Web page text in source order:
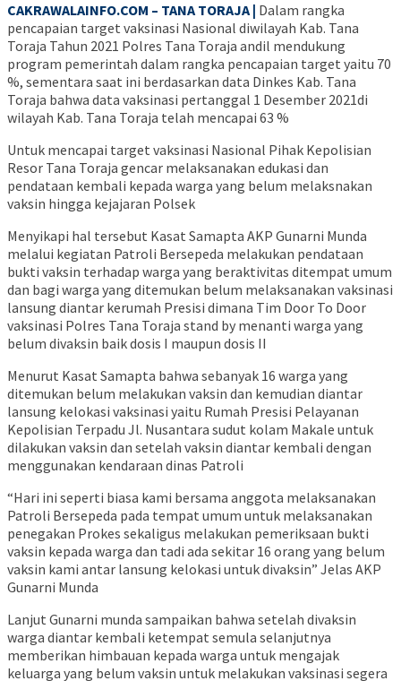
CAKRAWALAINFO.COM – TANA TORAJA | Dalam rangka
pencapaian target vaksinasi Nasional diwilayah Kab. Tana
Toraja Tahun 2021 Polres Tana Toraja andil mendukung
program pemerintah dalam rangka pencapaian target yaitu 70
%, sementara saat ini berdasarkan data Dinkes Kab. Tana
Toraja bahwa data vaksinasi pertanggal 1 Desember 2021di
wilayah Kab. Tana Toraja telah mencapai 63 %
Untuk mencapai target vaksinasi Nasional Pihak Kepolisian
Resor Tana Toraja gencar melaksanakan edukasi dan
pendataan kembali kepada warga yang belum melaksnakan
vaksin hingga kejajaran Polsek
Menyikapi hal tersebut Kasat Samapta AKP Gunarni Munda
melalui kegiatan Patroli Bersepeda melakukan pendataan
bukti vaksin terhadap warga yang beraktivitas ditempat umum
dan bagi warga yang ditemukan belum melaksanakan vaksinasi
lansung diantar kerumah Presisi dimana Tim Door To Door
vaksinasi Polres Tana Toraja stand by menanti warga yang
belum divaksin baik dosis I maupun dosis II
Menurut Kasat Samapta bahwa sebanyak 16 warga yang
ditemukan belum melakukan vaksin dan kemudian diantar
lansung kelokasi vaksinasi yaitu Rumah Presisi Pelayanan
Kepolisian Terpadu Jl. Nusantara sudut kolam Makale untuk
dilakukan vaksin dan setelah vaksin diantar kembali dengan
menggunakan kendaraan dinas Patroli
“Hari ini seperti biasa kami bersama anggota melaksanakan
Patroli Bersepeda pada tempat umum untuk melaksanakan
penegakan Prokes sekaligus melakukan pemeriksaan bukti
vaksin kepada warga dan tadi ada sekitar 16 orang yang belum
vaksin kami antar lansung kelokasi untuk divaksin” Jelas AKP
Gunarni Munda
Lanjut Gunarni munda sampaikan bahwa setelah divaksin
warga diantar kembali ketempat semula selanjutnya
memberikan himbauan kepada warga untuk mengajak
keluarga yang belum vaksin untuk melakukan vaksinasi segera